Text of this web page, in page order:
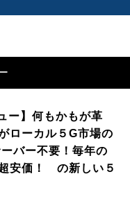
ー】何もかもが革
ローカル５G市場の
バー不要！毎年の
安価！ の新しい５